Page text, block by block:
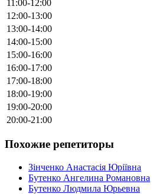
11:00-12:00
12:00-13:00
13:00-14:00
14:00-15:00
15:00-16:00
16:00-17:00
17:00-18:00
18:00-19:00
19:00-20:00
20:00-21:00
Похожие репетиторы
Зінченко Анастасія Юріївна
Бутенко Ангелина Романовна
Бутенко Людмила Юрьевна